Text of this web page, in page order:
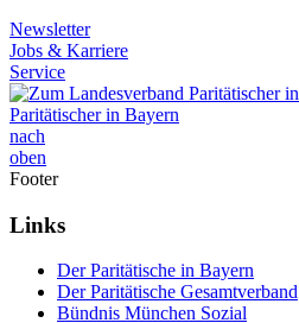
Newsletter
Jobs & Karriere
Service
Paritätischer in Bayern
nach
oben
Footer
Links
Der Paritätische in Bayern
Der Paritätische Gesamtverband
Bündnis München Sozial